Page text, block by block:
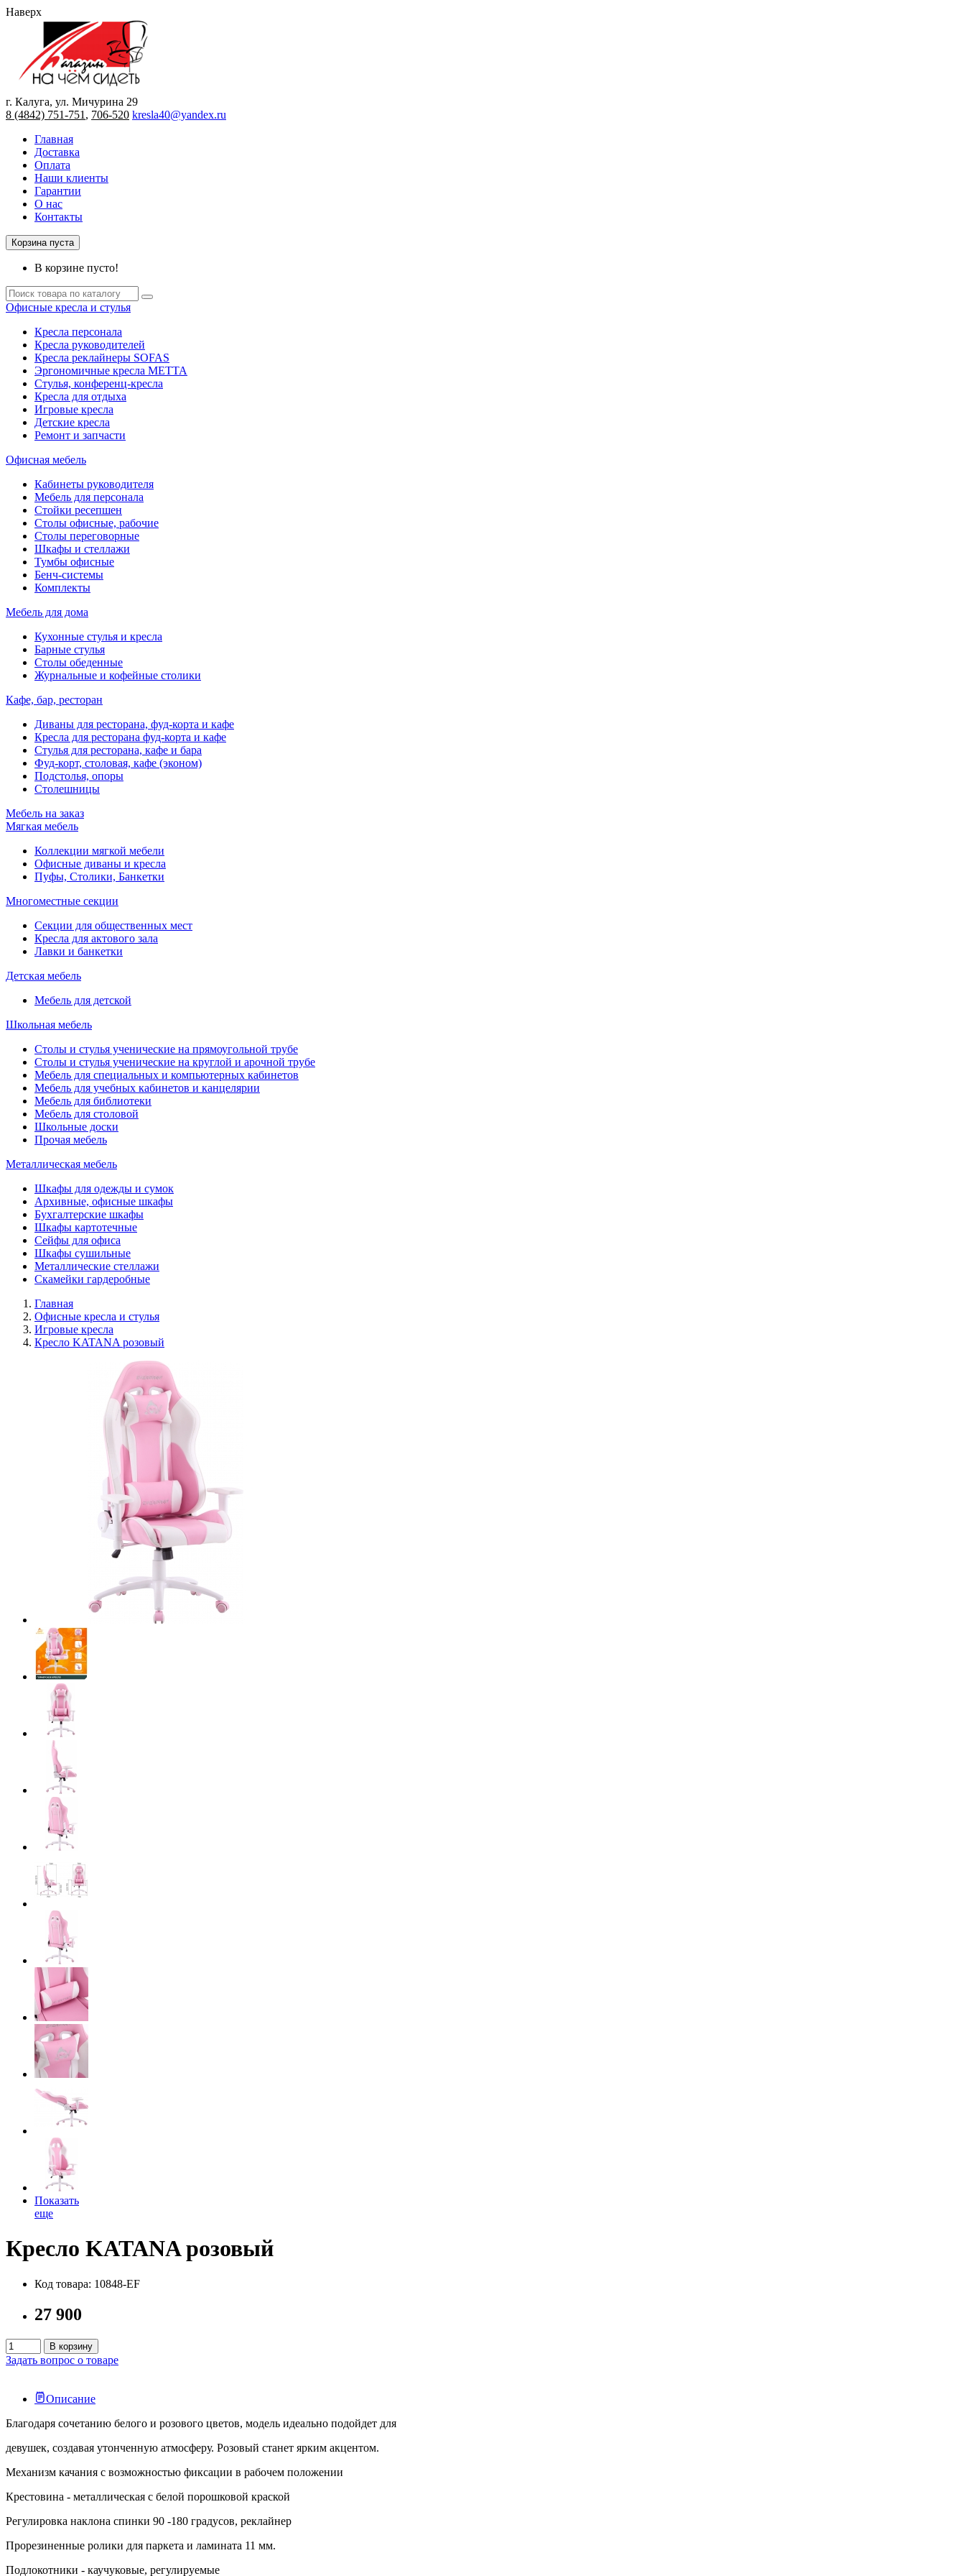
Наверх
г. Калуга, ул. Мичурина 29
8 (4842) 751-751 , 706-520 kresla40@yandex.ru
Главная
Доставка
Оплата
Наши клиенты
Гарантии
О нас
Контакты
Корзина пуста
В корзине пусто!
Офисные кресла и стулья
Кресла персонала
Кресла руководителей
Кресла реклайнеры SOFAS
Эргономичные кресла МЕТТА
Стулья, конференц-кресла
Кресла для отдыха
Игровые кресла
Детские кресла
Ремонт и запчасти
Офисная мебель
Кабинеты руководителя
Мебель для персонала
Стойки ресепшен
Столы офисные, рабочие
Столы переговорные
Шкафы и стеллажи
Тумбы офисные
Бенч-системы
Комплекты
Мебель для дома
Кухонные стулья и кресла
Барные стулья
Столы обеденные
Журнальные и кофейные столики
Кафе, бар, ресторан
Диваны для ресторана, фуд-корта и кафе
Кресла для ресторана фуд-корта и кафе
Стулья для ресторана, кафе и бара
Фуд-корт, столовая, кафе (эконом)
Подстолья, опоры
Столешницы
Мебель на заказ
Мягкая мебель
Коллекции мягкой мебели
Офисные диваны и кресла
Пуфы, Столики, Банкетки
Многоместные секции
Секции для общественных мест
Кресла для актового зала
Лавки и банкетки
Детская мебель
Мебель для детской
Школьная мебель
Столы и стулья ученические на прямоугольной трубе
Столы и стулья ученические на круглой и арочной трубе
Мебель для специальных и компьютерных кабинетов
Мебель для учебных кабинетов и канцелярии
Мебель для библиотеки
Мебель для столовой
Школьные доски
Прочая мебель
Металлическая мебель
Шкафы для одежды и сумок
Архивные, офисные шкафы
Бухгалтерские шкафы
Шкафы картотечные
Сейфы для офиса
Шкафы сушильные
Металлические стеллажи
Скамейки гардеробные
Главная
Офисные кресла и стулья
Игровые кресла
Кресло KATANA розовый
Показать
еще
Кресло KATANA розовый
Код товара: 10848-EF
27 900
В корзину
Задать вопрос о товаре
Описание
Благодаря сочетанию белого и розового цветов, модель идеально подойдет для
девушек, создавая утонченную атмосферу. Розовый станет ярким акцентом.
Механизм качания с возможностью фиксации в рабочем положении
Крестовина - металлическая с белой порошковой краской
Регулировка наклона спинки 90 -180 градусов, реклайнер
Прорезиненные ролики для паркета и ламината 11 мм.
Подлокотники - каучуковые, регулируемые